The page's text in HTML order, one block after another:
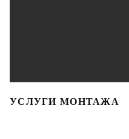
УСЛУГИ МОНТАЖА